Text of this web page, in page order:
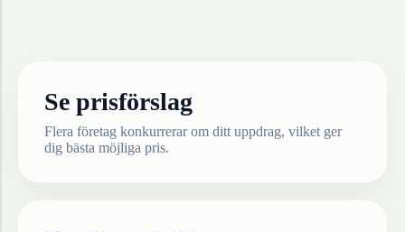
Se prisförslag
Flera företag konkurrerar om ditt uppdrag, vilket ger
dig bästa möjliga pris.